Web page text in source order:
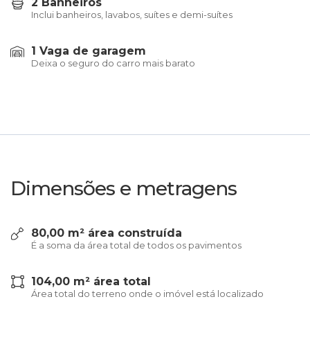
Inclui banheiros, lavabos, suítes e demi-suítes
1 Vaga de garagem
Deixa o seguro do carro mais barato
Dimensões e metragens
80,00 m² área construída
É a soma da área total de todos os pavimentos
104,00 m² área total
Área total do terreno onde o imóvel está localizado